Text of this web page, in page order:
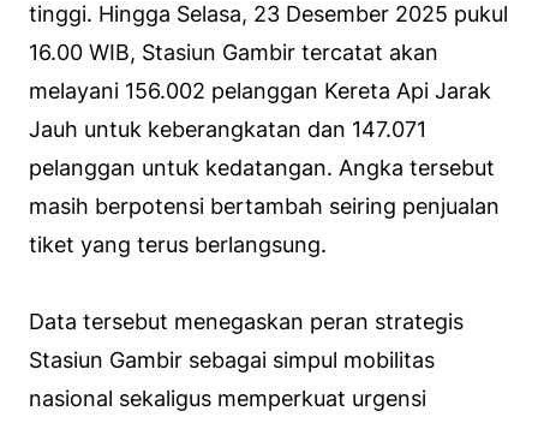
tinggi. Hingga Selasa, 23 Desember 2025 pukul
16.00 WIB, Stasiun Gambir tercatat akan
melayani 156.002 pelanggan Kereta Api Jarak
Jauh untuk keberangkatan dan 147.071
pelanggan untuk kedatangan. Angka tersebut
masih berpotensi bertambah seiring penjualan
tiket yang terus berlangsung.
Data tersebut menegaskan peran strategis
Stasiun Gambir sebagai simpul mobilitas
nasional sekaligus memperkuat urgensi